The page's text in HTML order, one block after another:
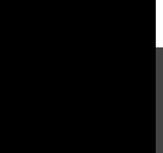
نحن الخوذ البيضاء (الدفاع المدني